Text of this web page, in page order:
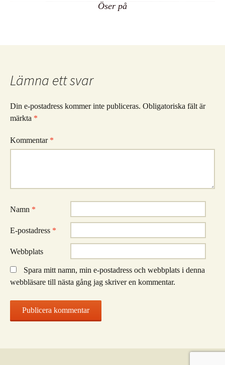
Öser på
Lämna ett svar
Din e-postadress kommer inte publiceras. Obligatoriska fält är
märkta *
Kommentar *
Namn *
E-postadress *
Webbplats
Spara mitt namn, min e-postadress och webbplats i denna
webbläsare till nästa gång jag skriver en kommentar.